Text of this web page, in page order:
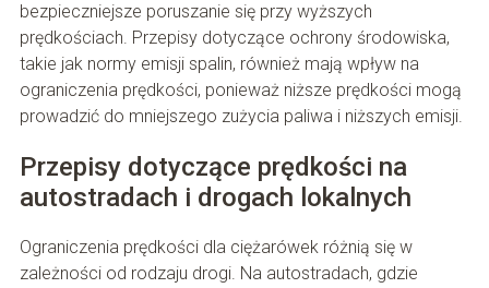
bezpieczniejsze poruszanie się przy wyższych
prędkościach. Przepisy dotyczące ochrony środowiska,
takie jak normy emisji spalin, również mają wpływ na
ograniczenia prędkości, ponieważ niższe prędkości mogą
prowadzić do mniejszego zużycia paliwa i niższych emisji.
Przepisy dotyczące prędkości na
autostradach i drogach lokalnych
Ograniczenia prędkości dla ciężarówek różnią się w
zależności od rodzaju drogi. Na autostradach, gdzie